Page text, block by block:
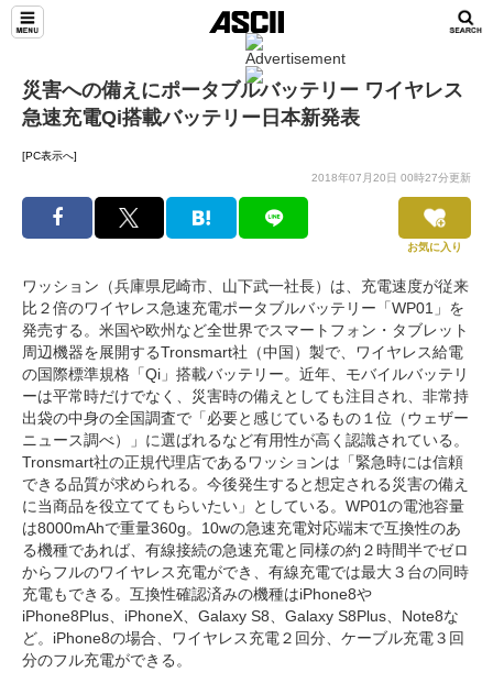
災害への備えにポータブルバッテリー ワイヤレス
急速充電Qi搭載バッテリー日本新発表
[PC表示へ]
2018年07月20日 00時27分更新
お気に入り
ワッション（兵庫県尼崎市、山下武一社長）は、充電速度が従来
比２倍のワイヤレス急速充電ポータブルバッテリー「WP01」を
発売する。米国や欧州など全世界でスマートフォン・タブレット
周辺機器を展開するTronsmart社（中国）製で、ワイヤレス給電
の国際標準規格「Qi」搭載バッテリー。近年、モバイルバッテリ
ーは平常時だけでなく、災害時の備えとしても注目され、非常持
出袋の中身の全国調査で「必要と感じているもの１位（ウェザー
ニュース調べ）」に選ばれるなど有用性が高く認識されている。
Tronsmart社の正規代理店であるワッションは「緊急時には信頼
できる品質が求められる。今後発生すると想定される災害の備え
に当商品を役立ててもらいたい」としている。WP01の電池容量
は8000mAhで重量360g。10wの急速充電対応端末で互換性のあ
る機種であれば、有線接続の急速充電と同様の約２時間半でゼロ
からフルのワイヤレス充電ができ、有線充電では最大３台の同時
充電もできる。互換性確認済みの機種はiPhone8や
iPhone8Plus、iPhoneX、Galaxy S8、Galaxy S8Plus、Note8な
ど。iPhone8の場合、ワイヤレス充電２回分、ケーブル充電３回
分のフル充電ができる。